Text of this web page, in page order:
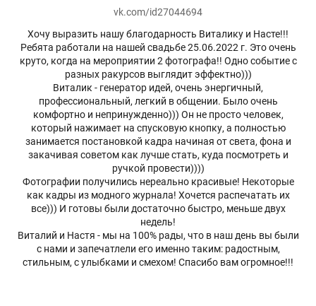
vk.com/id27044694
Хочу выразить нашу благодарность Виталику и Насте!!!
Ребята работали на нашей свадьбе 25.06.2022 г. Это очень
круто, когда на мероприятии 2 фотографа!! Одно событие с
разных ракурсов выглядит эффектно)))
Виталик - генератор идей, очень энергичный,
профессиональный, легкий в общении. Было очень
комфортно и непринужденно))) Он не просто человек,
который нажимает на спусковую кнопку, а полностью
занимается постановкой кадра начиная от света, фона и
закачивая советом как лучше стать, куда посмотреть и
ручкой провести))))
Фотографии получились нереально красивые! Некоторые
как кадры из модного журнала! Хочется распечатать их
все))) И готовы были достаточно быстро, меньше двух
недель!
Виталий и Настя - мы на 100% рады, что в наш день вы были
с нами и запечатлели его именно таким: радостным,
стильным, с улыбками и смехом! Спасибо вам огромное!!!